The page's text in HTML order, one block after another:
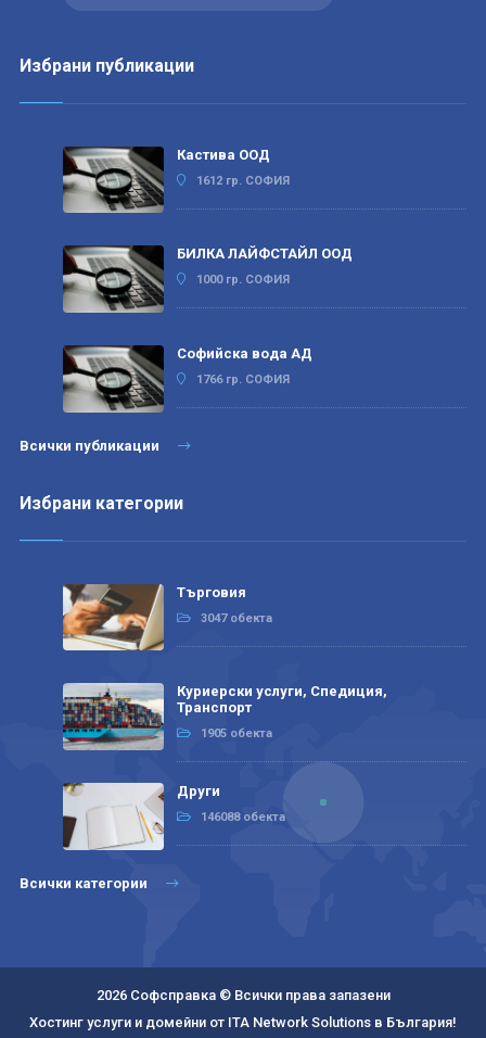
Избрани публикации
Кастива ООД
1612 гр. СОФИЯ
БИЛКА ЛАЙФСТАЙЛ ООД
1000 гр. СОФИЯ
Софийска вода АД
1766 гр. СОФИЯ
Всички публикации
Избрани категории
Търговия
3047 обекта
Куриерски услуги, Спедиция,
Транспорт
1905 обекта
Други
146088 обекта
Всички категории
2026 Софсправка © Всички права запазени
Хостинг услуги и домейни от ITA Network Solutions в България!